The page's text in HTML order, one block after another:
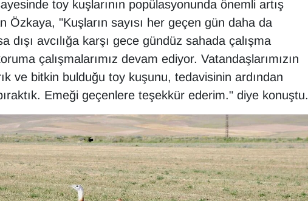
toy kuşlarının popülasyonunda önemli artış
Özkaya, "Kuşların sayısı her geçen gün daha da
dışı avcılığa karşı gece gündüz sahada çalışma
çalışmalarımız devam ediyor. Vatandaşlarımızın
ve bitkin bulduğu toy kuşunu, tedavisinin ardından
Emeği geçenlere teşekkür ederim." diye konuştu.